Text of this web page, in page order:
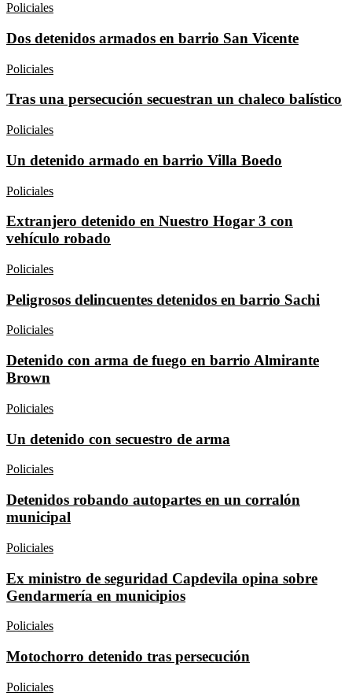
Policiales
Dos detenidos armados en barrio San Vicente
Policiales
Tras una persecución secuestran un chaleco balístico
Policiales
Un detenido armado en barrio Villa Boedo
Policiales
Extranjero detenido en Nuestro Hogar 3 con
vehículo robado
Policiales
Peligrosos delincuentes detenidos en barrio Sachi
Policiales
Detenido con arma de fuego en barrio Almirante
Brown
Policiales
Un detenido con secuestro de arma
Policiales
Detenidos robando autopartes en un corralón
municipal
Policiales
Ex ministro de seguridad Capdevila opina sobre
Gendarmería en municipios
Policiales
Motochorro detenido tras persecución
Policiales